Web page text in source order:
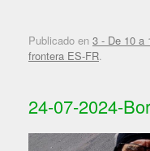
Publicado en 3 - De 10 a
frontera ES-FR.
24-07-2024-